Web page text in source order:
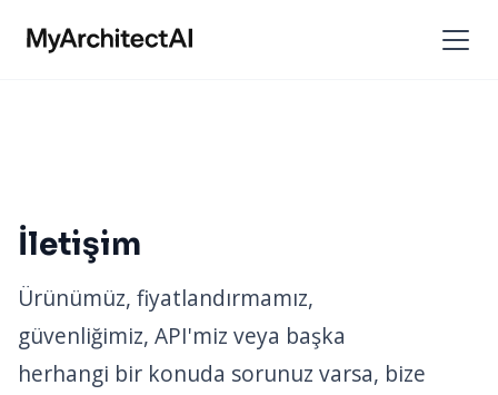
İletişim
Ürünümüz, fiyatlandırmamız,
güvenliğimiz, API'miz veya başka
herhangi bir konuda sorunuz varsa, bize